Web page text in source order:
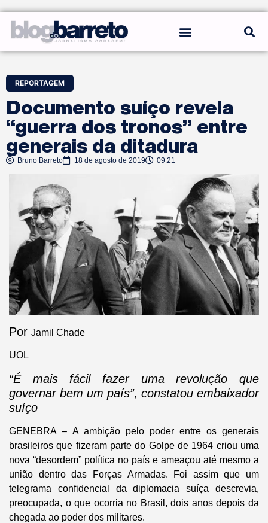
REPORTAGEM
Documento suíço revela
“guerra dos tronos” entre
generais da ditadura
Bruno Barreto 18 de agosto de 2019 09:21
Por Jamil Chade
UOL
“É mais fácil fazer uma revolução que
governar bem um país”, constatou embaixador
suíço
GENEBRA – A ambição pelo poder entre os generais
brasileiros que fizeram parte do Golpe de 1964 criou uma
nova “desordem” política no país e ameaçou até mesmo a
união dentro das Forças Armadas. Foi assim que um
telegrama confidencial da diplomacia suíça descrevia,
preocupada, o que ocorria no Brasil, dois anos depois da
chegada ao poder dos militares.